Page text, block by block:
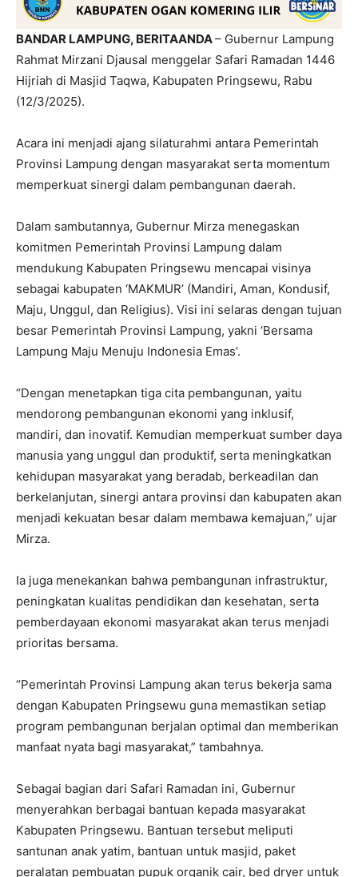
BANDAR LAMPUNG, BERITAANDA– Gubernur Lampung
Rahmat Mirzani Djausal menggelar Safari Ramadan 1446
Hijriah di Masjid Taqwa, Kabupaten Pringsewu, Rabu
(12/3/2025).
Acara ini menjadi ajang silaturahmi antara Pemerintah
Provinsi Lampung dengan masyarakat serta momentum
memperkuat sinergi dalam pembangunan daerah.
Dalam sambutannya, Gubernur Mirza menegaskan
komitmen Pemerintah Provinsi Lampung dalam
mendukung Kabupaten Pringsewu mencapai visinya
sebagai kabupaten ‘MAKMUR’ (Mandiri, Aman, Kondusif,
Maju, Unggul, dan Religius). Visi ini selaras dengan tujuan
besar Pemerintah Provinsi Lampung, yakni ‘Bersama
Lampung Maju Menuju Indonesia Emas’.
“Dengan menetapkan tiga cita pembangunan, yaitu
mendorong pembangunan ekonomi yang inklusif,
mandiri, dan inovatif. Kemudian memperkuat sumber daya
manusia yang unggul dan produktif, serta meningkatkan
kehidupan masyarakat yang beradab, berkeadilan dan
berkelanjutan, sinergi antara provinsi dan kabupaten akan
menjadi kekuatan besar dalam membawa kemajuan,” ujar
Mirza.
Ia juga menekankan bahwa pembangunan infrastruktur,
peningkatan kualitas pendidikan dan kesehatan, serta
pemberdayaan ekonomi masyarakat akan terus menjadi
prioritas bersama.
“Pemerintah Provinsi Lampung akan terus bekerja sama
dengan Kabupaten Pringsewu guna memastikan setiap
program pembangunan berjalan optimal dan memberikan
manfaat nyata bagi masyarakat,” tambahnya.
Sebagai bagian dari Safari Ramadan ini, Gubernur
menyerahkan berbagai bantuan kepada masyarakat
Kabupaten Pringsewu. Bantuan tersebut meliputi
santunan anak yatim, bantuan untuk masjid, paket
peralatan pembuatan pupuk organik cair, bed dryer untuk